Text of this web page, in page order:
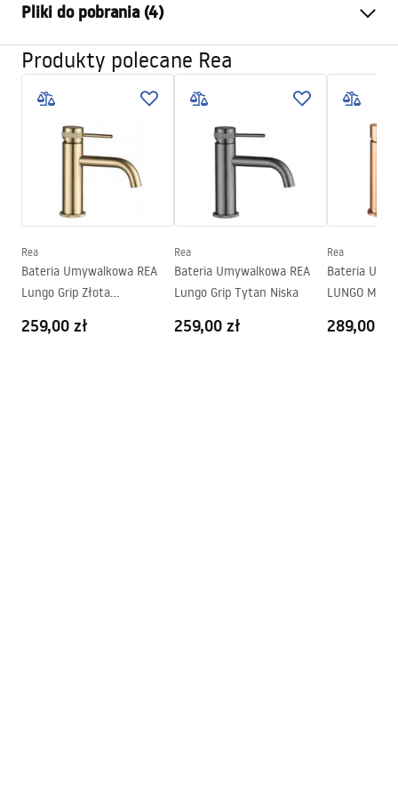
Sposób montażu:
Kolor:
Czarny
Rodzaj wylewki:
Stała
Materiał:
Mosiądz
Zasięg wylewki:
100mm
Wysokość (mm):
mm
Średnica podłączenia:
3/8 cala
Gwarancja
Pliki do pobrania (4)
Warunki gwarancji
Warranty_Terms_and_Conditions_Faucets_-_5.pdf
Instrukcja montażu
Informacje o bezpieczeństwie
Safety_Information_Faucets.pdf
Pielegnacja.pdf
Produkty polecane Rea
Rea
Bateria Umywalkowa REA
Lungo Grip Złota
259,00 zł
Rea
Bateria Umywalkowa REA
Lungo Grip Tytan Niska
259,00 zł
Rea
Bateria
LUNGO
289,00 zł